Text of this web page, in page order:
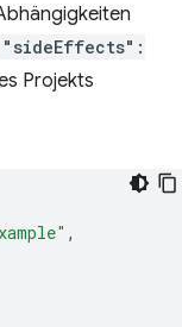
"sideEffects":
Projekts
,